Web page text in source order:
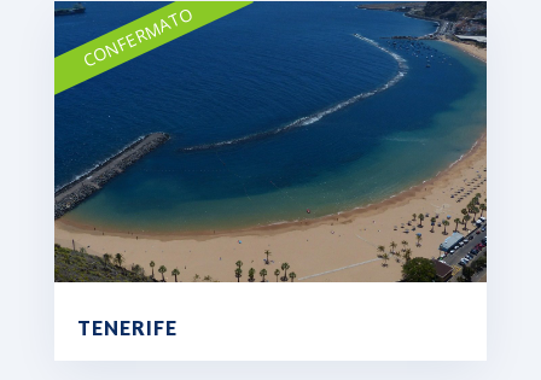
TENERIFE
CONFERMATO